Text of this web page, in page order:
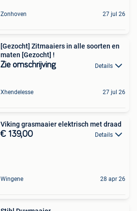
Zonhoven 27 jul 26
[Gezocht] Zitmaaiers in alle soorten en
maten [Gezocht] !
Zie omschrijving Details
Xhendelesse 27 jul 26
Viking grasmaaier elektrisch met draad
€ 139,00 Details
Wingene 28 apr 26